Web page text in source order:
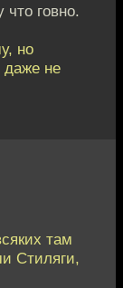
говно.
но
даже не
там
Стиляги,